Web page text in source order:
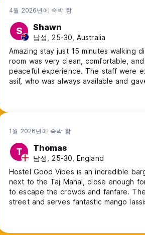
4월 2026년에 숙박 함
S Shawn
남성, 25-30, Australia
Amazing stay just 15 minutes walking
room was very clean, comfortable,
peaceful experience. The staff were
asif, who was always available and
sightseeing. He also helped us plan a
property is safe and perfect for
1월 2026년에 숙박 함
T Thomas
남성, 25-30, England
Hostel Good Vibes is an incredible
next to the Taj Mahal, close enough
to escape the crowds and fanfare.
street and serves fantastic mango
rooms are exactly what you would
our stay exceptional was the host. He